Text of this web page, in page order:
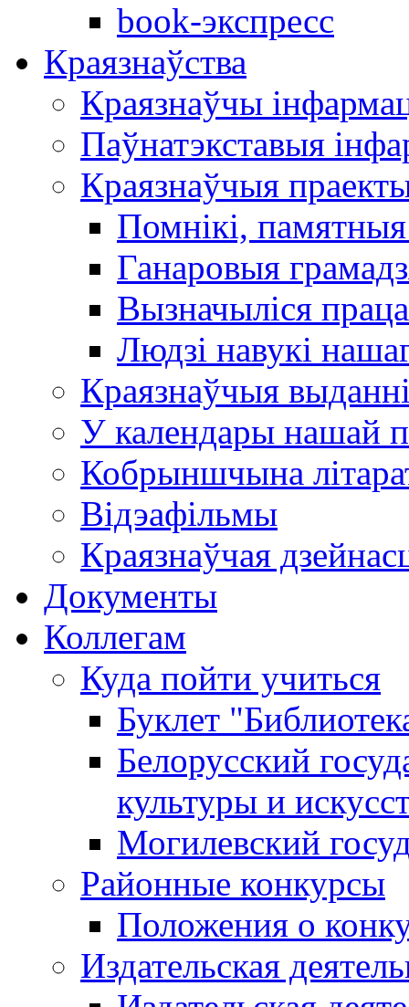
book-экспресс
Краязнаўства
Краязнаўчы
Паўнатэкставыя
Краязнаўчыя
Помнікі,
Ганаровыя
Вызначыліся
Людзі навукі
Краязнаўчыя
У календары нашай
Кобрыншчына
Відэафільмы
Краязнаўчая
Документы
Коллегам
Куда пойти учиться
Буклет
Белорусский
культуры и
Могилевский
Районные конкурсы
Положения о
Издательская